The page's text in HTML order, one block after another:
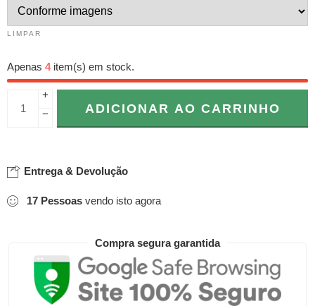
LIMPAR
Apenas 4item(s) em stock.
+
−
ADICIONAR AO CARRINHO
Entrega & Devolução
17 Pessoas vendo isto agora
Compra segura garantida